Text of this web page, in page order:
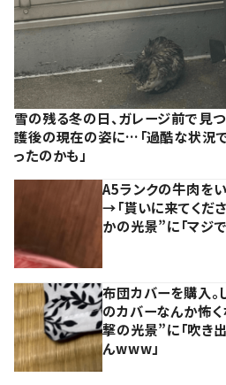
雪の残る冬の日、ガレージ前で見
護後の現在の姿に…「過酷な状況で
ったのかも」
A5ランクの牛肉を
→「貰いに来てくださ
かの光景”に「マジ
布団カバーを購入
のカバーなんか怖く
撃の光景”に「吹き
んwww」